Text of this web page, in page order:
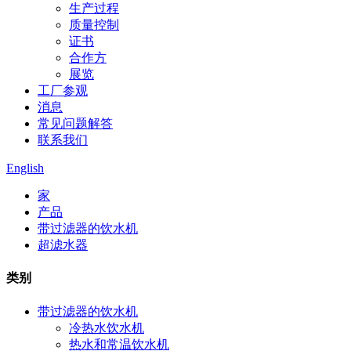
生产过程
质量控制
证书
合作方
展览
工厂参观
消息
常见问题解答
联系我们
English
家
产品
带过滤器的饮水机
超滤水器
类别
带过滤器的饮水机
冷热水饮水机
热水和常温饮水机